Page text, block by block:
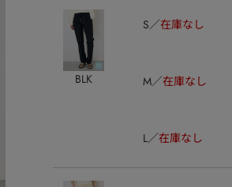
BLK
S 在庫なし
M 在庫なし
L 在庫なし